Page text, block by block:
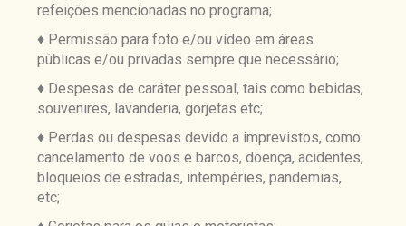
refeições mencionadas no programa;
♦ Permissão para foto e/ou vídeo em áreas
públicas e/ou privadas sempre que necessário;
♦ Despesas de caráter pessoal, tais como bebidas,
souvenires, lavanderia, gorjetas etc;
♦ Perdas ou despesas devido a imprevistos, como
cancelamento de voos e barcos, doença, acidentes,
bloqueios de estradas, intempéries, pandemias,
etc;